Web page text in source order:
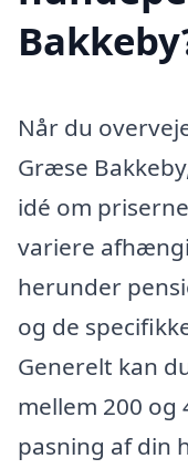
Når du
Græse
idé om
variere
herunder
og de
Generelt kan
mellem 200
pasning af din